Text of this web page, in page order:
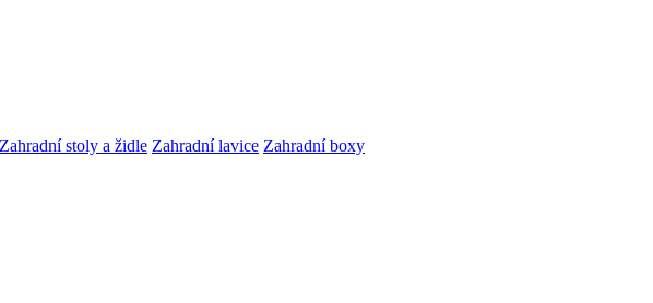
Zahradní stoly a židle Zahradní lavice Zahradní boxy